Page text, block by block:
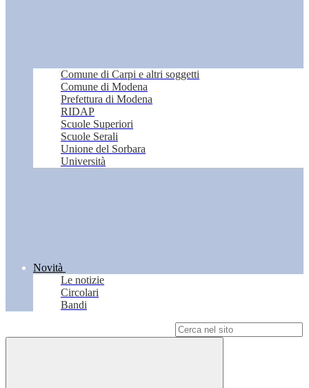
Comune di Carpi e altri soggetti
Comune di Modena
Prefettura di Modena
RIDAP
Scuole Superiori
Scuole Serali
Unione del Sorbara
Università
Novità
Le notizie
Circolari
Bandi